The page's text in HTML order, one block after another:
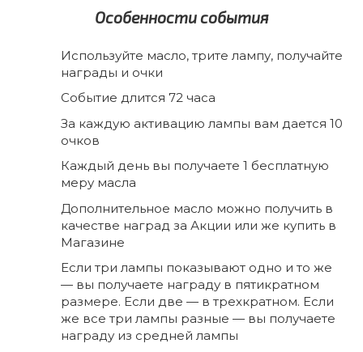
Особенности события
Используйте масло, трите лампу, получайте
награды и очки
Событие длится 72 часа
За каждую активацию лампы вам дается 10
очков
Каждый день вы получаете 1 бесплатную
меру масла
Дополнительное масло можно получить в
качестве наград за Акции или же купить в
Магазине
Если три лампы показывают одно и то же
— вы получаете награду в пятикратном
размере. Если две — в трехкратном. Если
же все три лампы разные — вы получаете
награду из средней лампы